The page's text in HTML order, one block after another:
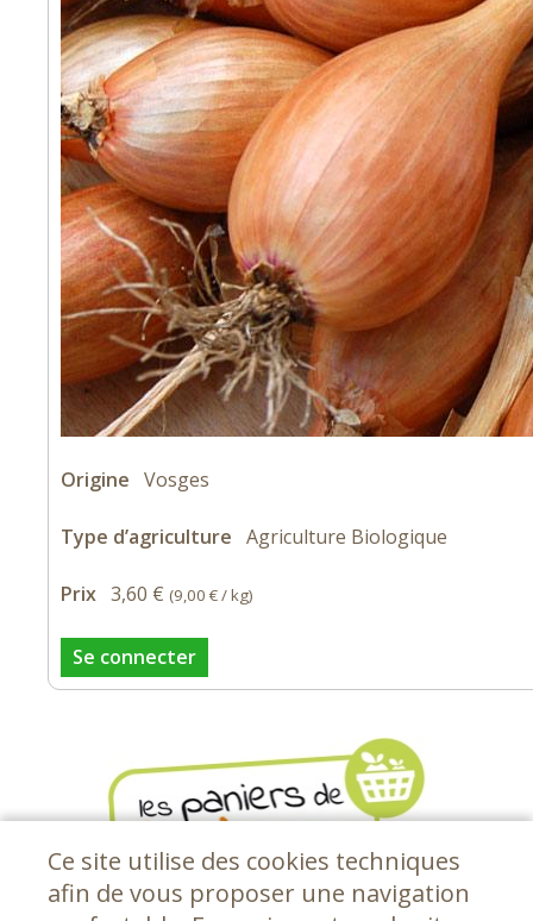
Origine Vosges
Type d’agriculture Agriculture Biologique
Prix 3,60 € (9,00 €/ kg)
Se connecter
Ce site utilise des cookies techniques
afin de vous proposer une navigation